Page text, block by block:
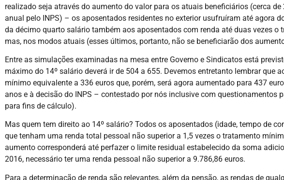
realizado seja através do aumento do valor para os atuais beneficiários (cerca
anual pelo INPS) – os aposentados residentes no exterior usufruíram até agora
da décimo quarto salário também aos aposentados com renda até duas vezes
mas, nos modos atuais (esses últimos, portanto, não se beneficiarão dos
Entre as simulações examinadas na mesa entre Governo e Sindicatos está
máximo do 14º salário deverá ir de 504 a 655. Devemos entretanto lembrar
mínimo equivalente a 336 euros que, porém, será agora aumentado para 437
anos e à decisão do INPS – contestado por nós inclusive com
para fins de cálculo).
Mas quem tem direito ao 14º salário? Todos os aposentados (idade, tempo de
que tenham uma renda total pessoal não superior a 1,5 vezes o tratamento
aumento corresponderá até perfazer o limite residual estabelecido da soma
2016, necessário ter uma renda pessoal não superior a 9.786,86 euros.
Para a determinação de renda são relevantes, além da pensão, as rendas de